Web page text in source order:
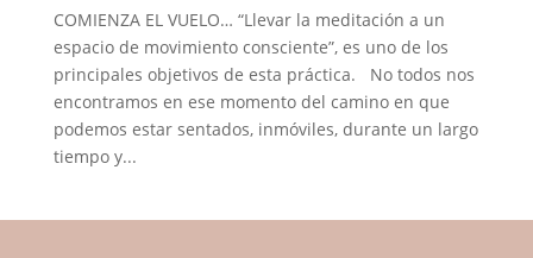
COMIENZA EL VUELO… “Llevar la meditación a un
espacio de movimiento consciente”, es uno de los
principales objetivos de esta práctica. No todos nos
encontramos en ese momento del camino en que
podemos estar sentados, inmóviles, durante un largo
tiempo y...